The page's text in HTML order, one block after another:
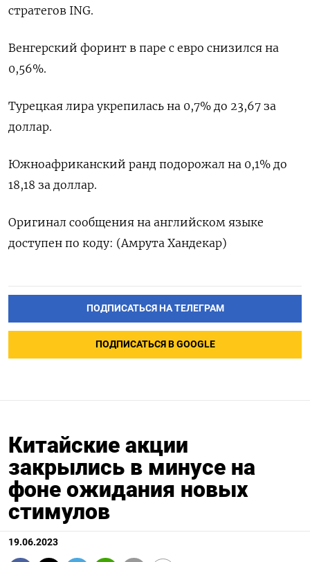
стратегов ING.
Венгерский форинт в паре с евро снизился на
0,56%.
Турецкая лира укрепилась на 0,7% до 23,67 за
доллар.
Южноафриканский ранд подорожал на 0,1% до
18,18 за доллар.
Оригинал сообщения на английском языке
доступен по коду: (Амрута Хандекар)
ПОДПИСАТЬСЯ НА ТЕЛЕГРАМ
ПОДПИСАТЬСЯ В GOOGLE
Китайские акции
закрылись в минусе на
фоне ожидания новых
стимулов
19.06.2023